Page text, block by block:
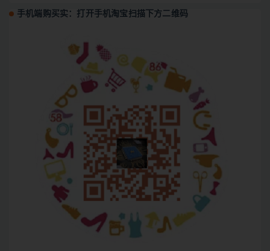
手机端购买实：打开手机淘宝扫描下方二维码